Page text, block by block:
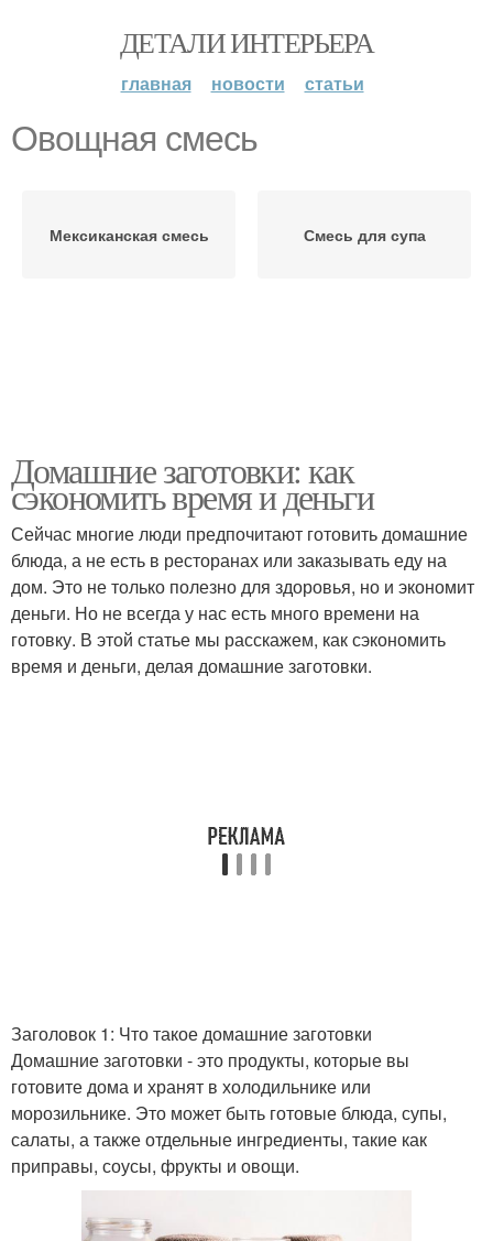
ДЕТАЛИ ИНТЕРЬЕРА
главная новости статьи
Овощная смесь
Мексиканская смесь Смесь для супа
Домашние заготовки: как
сэкономить время и деньги
Сейчас многие люди предпочитают готовить домашние
блюда, а не есть в ресторанах или заказывать еду на
дом. Это не только полезно для здоровья, но и экономит
деньги. Но не всегда у нас есть много времени на
готовку. В этой статье мы расскажем, как сэкономить
время и деньги, делая домашние заготовки.
Заголовок 1: Что такое домашние заготовки
Домашние заготовки - это продукты, которые вы
готовите дома и хранят в холодильнике или
морозильнике. Это может быть готовые блюда, супы,
салаты, а также отдельные ингредиенты, такие как
приправы, соусы, фрукты и овощи.